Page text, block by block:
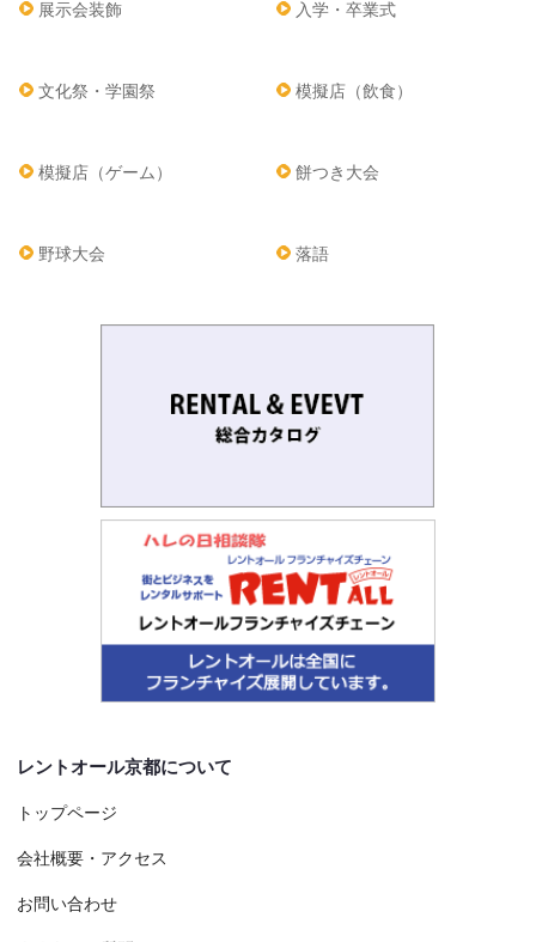
展示会装飾 入学・卒業式
文化祭・学園祭 模擬店（飲食）
模擬店（ゲーム） 餅つき大会
野球大会 落語
レントオール京都について
トップページ
会社概要・アクセス
お問い合わせ